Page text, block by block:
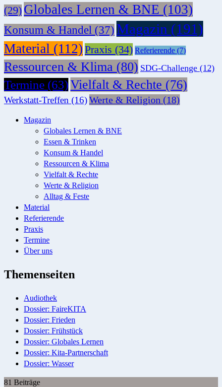
(29) Globales Lernen & BNE (103)
Konsum & Handel (37) Magazin (191)
Material (112) Praxis (34) Referierende (7)
Ressourcen & Klima (80) SDG-Challenge (12)
Termine (63)Vielfalt & Rechte (76)
Werkstatt-Treffen (16)Werte & Religion (18)
Magazin
Globales Lernen & BNE
Essen & Trinken
Konsum & Handel
Ressourcen & Klima
Vielfalt & Rechte
Werte & Religion
Alltag & Feste
Material
Referierende
Praxis
Termine
Über uns
Themenseiten
Audiothek
Dossier: FaireKITA
Dossier: Frieden
Dossier: Frühstück
Dossier: Globales Lernen
Dossier: Kita-Partnerschaft
Dossier: Wasser
81 Beiträge